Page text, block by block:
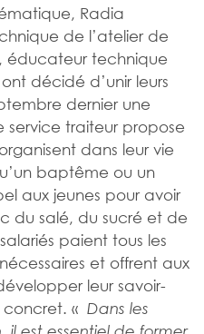
Radia
de l’atelier de
éducateur technique
décidé d’unir leurs
dernier une
service traiteur propose
dans leur vie
baptême ou un
aux jeunes pour avoir
du salé, du sucré et de
paient tous les
et offrent aux
leur savoir-
« Dans les